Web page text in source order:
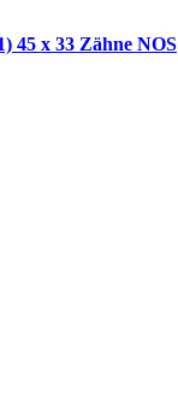
45 x 33 Zähne NOS